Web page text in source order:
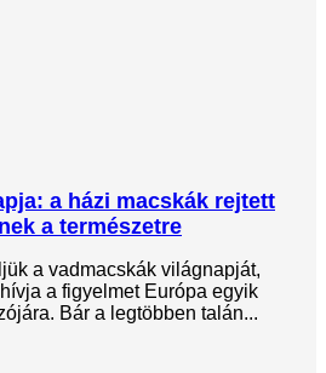
a házi macskák rejtett
a természetre
a vadmacskák világnapját,
a figyelmet Európa egyik
Bár a legtöbben talán...